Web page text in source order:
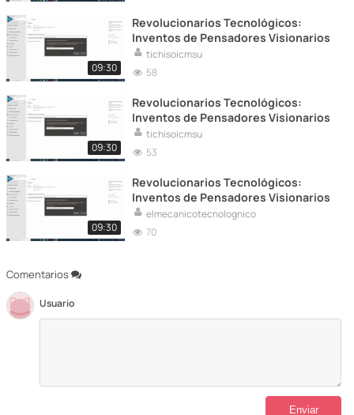
Comentarios
Usuario
09:30
Revolucionarios Tecnológicos:
Inventos de Pensadores Visionarios
tichisoicmsu
58
09:30
Revolucionarios Tecnológicos:
Inventos de Pensadores Visionarios
tichisoicmsu
53
09:30
Revolucionarios Tecnológicos:
Inventos de Pensadores Visionarios
elmecanicotecnolognico
70